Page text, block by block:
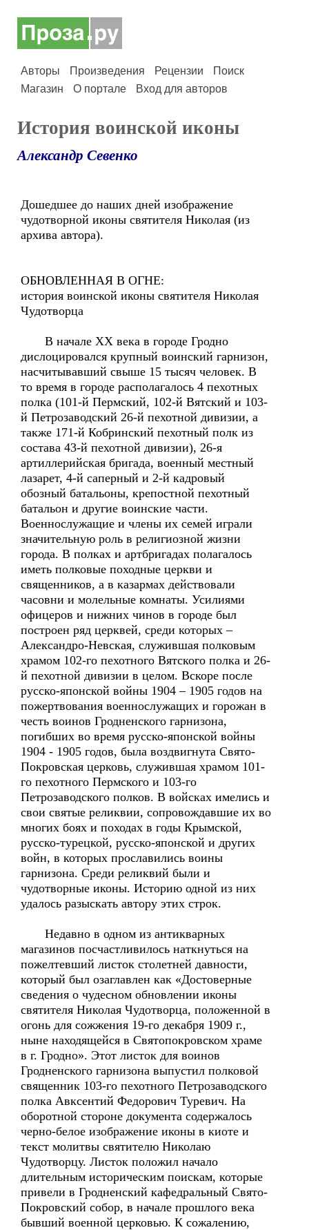
Авторы Произведения Рецензии
Поиск
Магазин
О портале Вход для авторов
История воинской иконы
Александр Севенко
Дошедшее до наших дней изображение
чудотворной иконы святителя Николая (из
архива автора).
ОБНОВЛЕННАЯ В ОГНЕ:
история воинской иконы святителя Николая
Чудотворца
В начале XX века в городе Гродно
дислоцировался крупный воинский гарнизон,
насчитывавший свыше 15 тысяч человек. В
то время в городе располагалось 4 пехотных
полка (101-й Пермский, 102-й Вятский и 103-
й Петрозаводский 26-й пехотной дивизии, а
также 171-й Кобринский пехотный полк из
состава 43-й пехотной дивизии), 26-я
артиллерийская бригада, военный местный
лазарет, 4-й саперный и 2-й кадровый
обозный батальоны, крепостной пехотный
батальон и другие воинские части.
Военнослужащие и члены их семей играли
значительную роль в религиозной жизни
города. В полках и артбригадах полагалось
иметь полковые походные церкви и
священников, а в казармах действовали
часовни и молельные комнаты. Усилиями
офицеров и нижних чинов в городе был
построен ряд церквей, среди которых –
Александро-Невская, служившая полковым
храмом 102-го пехотного Вятского полка и 26-
й пехотной дивизии в целом. Вскоре после
русско-японской войны 1904 – 1905 годов на
пожертвования военнослужащих и горожан в
честь воинов Гродненского гарнизона,
погибших во время русско-японской войны
1904 - 1905 годов, была воздвигнута Свято-
Покровская церковь, служившая храмом 101-
го пехотного Пермского и 103-го
Петрозаводского полков. В войсках имелись и
свои святые реликвии, сопровождавшие их во
многих боях и походах в годы Крымской,
русско-турецкой, русско-японской и других
войн, в которых прославились воины
гарнизона. Среди реликвий были и
чудотворные иконы. Историю одной из них
удалось разыскать автору этих строк.
Недавно в одном из антикварных
магазинов посчастливилось наткнуться на
пожелтевший листок столетней давности,
который был озаглавлен как «Достоверные
сведения о чудесном обновлении иконы
святителя Николая Чудотворца, положенной в
огонь для сожжения 19-го декабря 1909 г.,
ныне находящейся в Святопокровском храме
в г. Гродно». Этот листок для воинов
Гродненского гарнизона выпустил полковой
священник 103-го пехотного Петрозаводского
полка Авксентий Федорович Туревич. На
оборотной стороне документа содержалось
черно-белое изображение иконы в киоте и
текст молитвы святителю Николаю
Чудотворцу. Листок положил начало
длительным историческим поискам, которые
привели в Гродненский кафедральный Свято-
Покровский собор, в начале прошлого века
бывший военной церковью. К сожалению,